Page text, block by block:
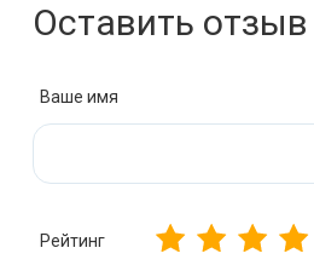
Оставить отзыв
Ваше имя
Рейтинг